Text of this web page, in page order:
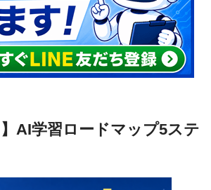
】AI学習ロードマップ5ステ